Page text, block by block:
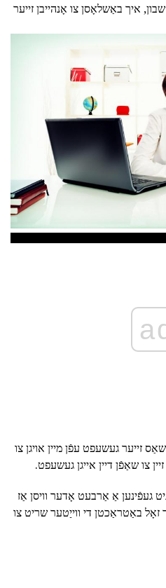
$ 100 אין דיין חשבון, איך באַשלאָסן צו אָנהייבן זייער
זייער געשעפט עפֿן מיין אויגן צו
צו שאַפֿן דיין אייגן געשעפט.
געפֿינען אַ אַרבעט אָדער וויסן אַז
זאָל באַטראַכטן די ווייַטער שריט צו